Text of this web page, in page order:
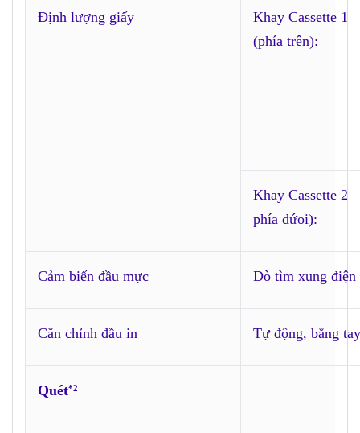
Định lượng giấy
Khay Cassette 1
(phía trên):
Khay Cassette 2
phía dứoi):
Cảm biến đầu mực Dò tìm xung điện
Căn chỉnh đầu in Tự động, bằng tay
Quét*2